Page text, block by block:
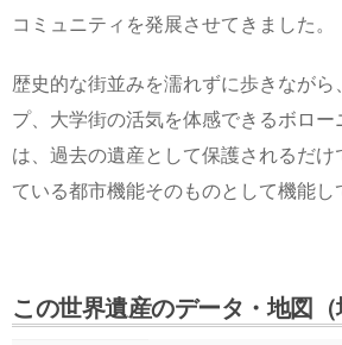
コミュニティを発展させてきました。
歴史的な街並みを濡れずに歩きながら
プ、大学街の活気を体感できるボロー
は、過去の遺産として保護されるだけ
ている都市機能そのものとして機能し
この世界遺産のデータ・地図（